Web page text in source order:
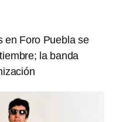
en Foro Puebla se
la banda